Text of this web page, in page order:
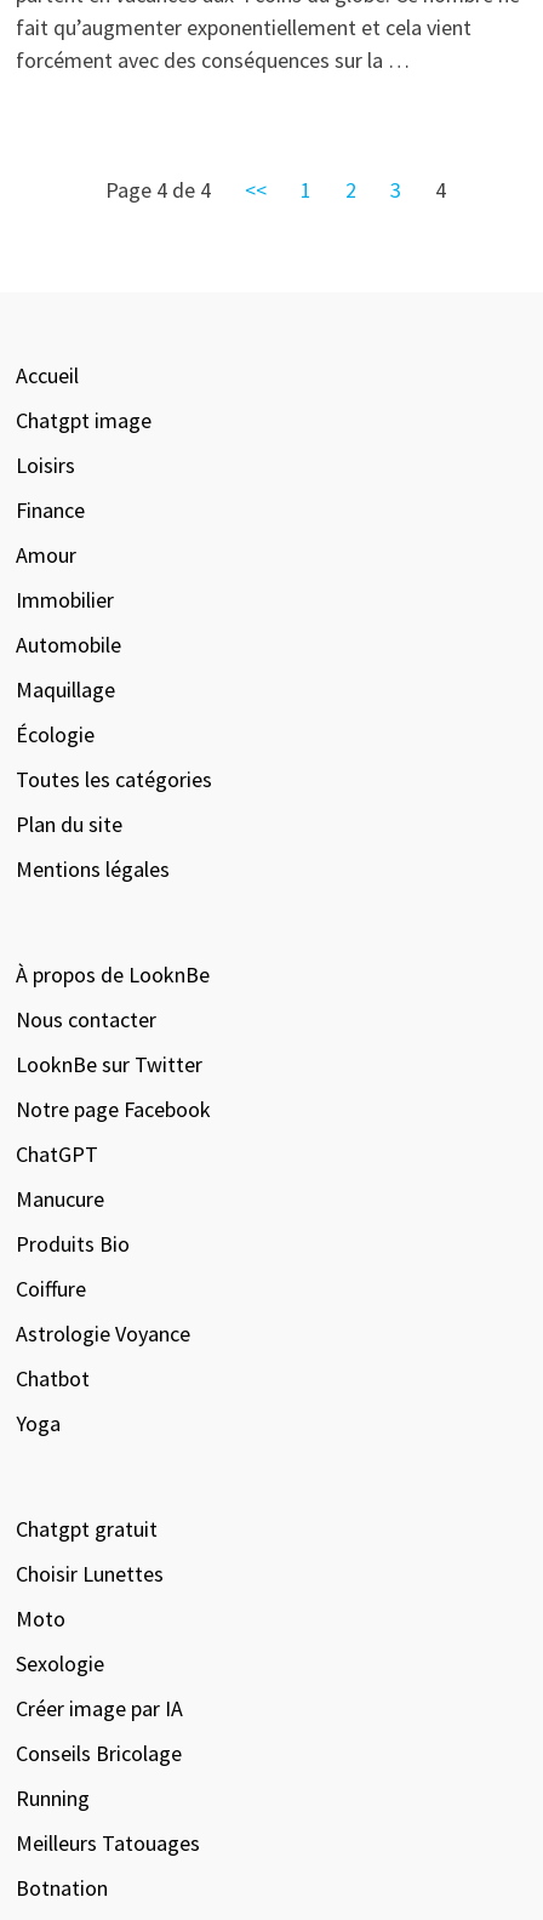
fait qu’augmenter exponentiellement et cela vient
forcément avec des conséquences sur la …
Page 4 de 4 << 1 2 3 4
Accueil
Chatgpt image
Loisirs
Finance
Amour
Immobilier
Automobile
Maquillage
Écologie
Toutes les catégories
Plan du site
Mentions légales
À propos de LooknBe
Nous contacter
LooknBe sur Twitter
Notre page Facebook
ChatGPT
Manucure
Produits Bio
Coiffure
Astrologie Voyance
Chatbot
Yoga
Chatgpt gratuit
Choisir Lunettes
Moto
Sexologie
Créer image par IA
Conseils Bricolage
Running
Meilleurs Tatouages
Botnation